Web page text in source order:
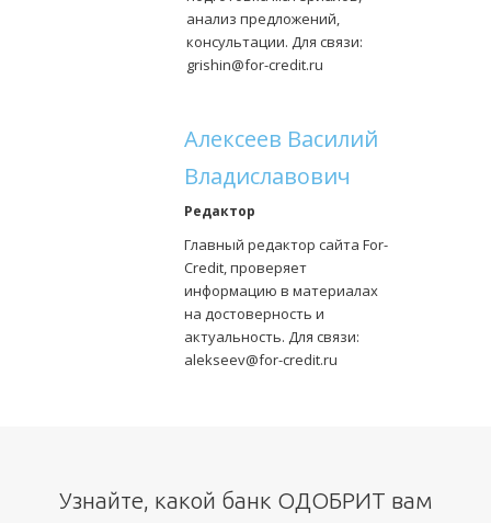
анализ предложений,
консультации. Для связи:
grishin@for-credit.ru
Алексеев Василий
Владиславович
Редактор
Главный редактор сайта For-
Credit, проверяет
информацию в материалах
на достоверность и
актуальность. Для связи:
alekseev@for-credit.ru
Узнайте, какой банк ОДОБРИТ вам